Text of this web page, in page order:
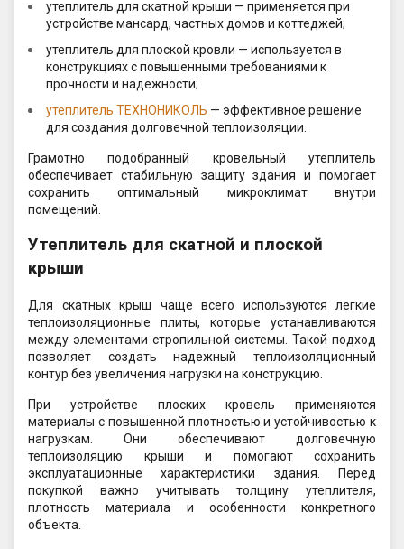
утеплитель для скатной крыши — применяется при
устройстве мансард, частных домов и коттеджей;
утеплитель для плоской кровли — используется в
конструкциях с повышенными требованиями к
прочности и надежности;
утеплитель ТЕХНОНИКОЛЬ — эффективное решение
для создания долговечной теплоизоляции.
Грамотно подобранный кровельный утеплитель
обеспечивает стабильную защиту здания и помогает
сохранить оптимальный микроклимат внутри
помещений.
Утеплитель для скатной и плоской
крыши
Для скатных крыш чаще всего используются легкие
теплоизоляционные плиты, которые устанавливаются
между элементами стропильной системы. Такой подход
позволяет создать надежный теплоизоляционный
контур без увеличения нагрузки на конструкцию.
При устройстве плоских кровель применяются
материалы с повышенной плотностью и устойчивостью к
нагрузкам. Они обеспечивают долговечную
теплоизоляцию крыши и помогают сохранить
эксплуатационные характеристики здания. Перед
покупкой важно учитывать толщину утеплителя,
плотность материала и особенности конкретного
объекта.